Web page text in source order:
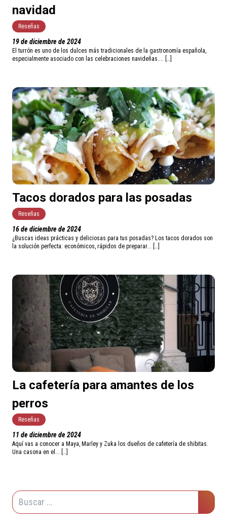
navidad
Reseñas
19 de diciembre de 2024
El turrón es uno de los dulces más tradicionales de la gastronomía española,
especialmente asociado con las celebraciones navideñas.... […]
Tacos dorados para las posadas
Reseñas
16 de diciembre de 2024
¿Buscas ideas prácticas y deliciosas para tus posadas? Los tacos dorados son
la solución perfecta: económicos, rápidos de preparar... […]
La cafetería para amantes de los
perros
Reseñas
11 de diciembre de 2024
Aquí vas a conocer a Maya, Marley y Zuka los dueños de cafetería de shibitas.
Una casona en el... […]